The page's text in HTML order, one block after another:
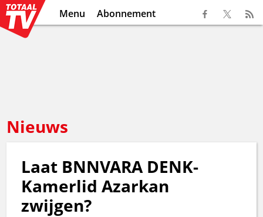
Menu Abonnement
Nieuws
Laat BNNVARA DENK-
Kamerlid Azarkan
zwijgen?